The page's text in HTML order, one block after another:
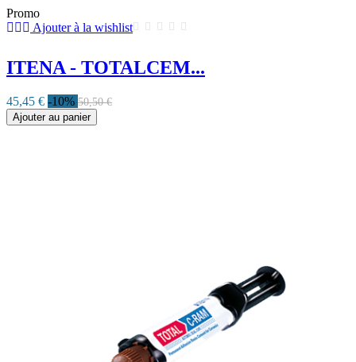
Promo
Ajouter à la wishlist
ITENA - TOTALCEM...
45,45 € -10% 50,50 €
Ajouter au panier